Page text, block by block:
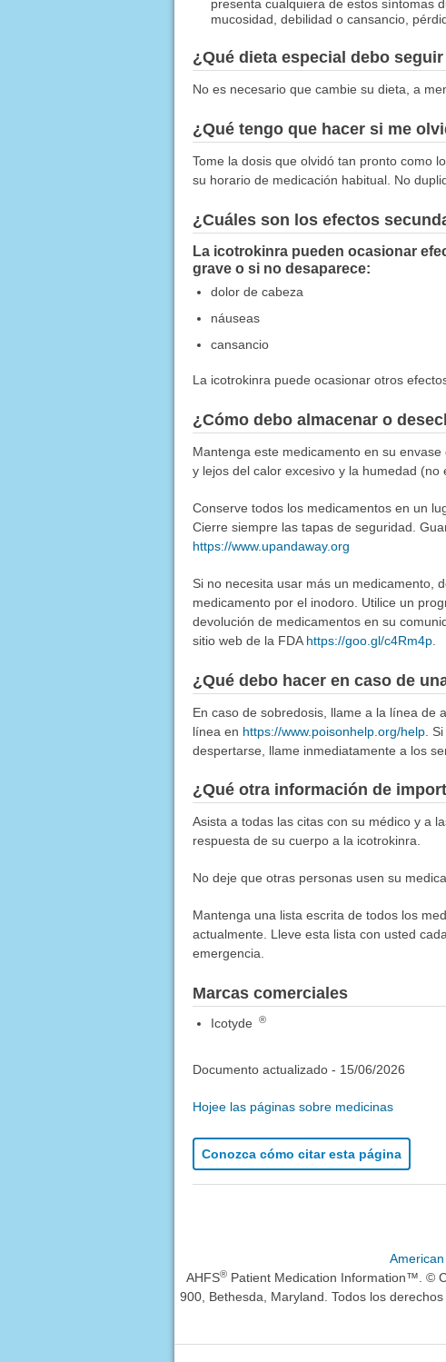
presenta cualquiera de estos síntomas
mucosidad, debilidad o cansancio,
¿Qué dieta especial debo
No es necesario que cambie su dieta, a
¿Qué tengo que hacer si me
Tome la dosis que olvidó tan pronto como
su horario de medicación habitual. No
¿Cuáles son los efectos
La icotrokinra pueden ocasionar
grave o si no desaparece:
dolor de cabeza
náuseas
cansancio
La icotrokinra puede ocasionar otros
¿Cómo debo almacenar o
Mantenga este medicamento en su
y lejos del calor excesivo y la humedad
Conserve todos los medicamentos en un
Cierre siempre las tapas de seguridad.
https://www.upandaway.org
Si no necesita usar más un medicamento,
medicamento por el inodoro. Utilice un
devolución de medicamentos en su
sitio web de la FDA https://goo.gl/c4Rm4p.
¿Qué debo hacer en caso de
En caso de sobredosis, llame a la línea de
línea en https://www.poisonhelp.org/help.
despertarse, llame inmediatamente a los
¿Qué otra información de
Asista a todas las citas con su médico y a
respuesta de su cuerpo a la icotrokinra.
No deje que otras personas usen su
Mantenga una lista escrita de todos los
actualmente. Lleve esta lista con usted
emergencia.
Marcas comerciales
Icotyde ®
Documento actualizado - 15/06/2026
Hojee las páginas sobre medicinas
Conozca cómo citar esta página
AHFS® Patient Medication Information™. ©
900, Bethesda, Maryland. Todos los